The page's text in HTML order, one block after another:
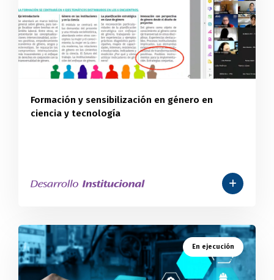
Formación y sensibilización en género en
ciencia y tecnología
En ejecución